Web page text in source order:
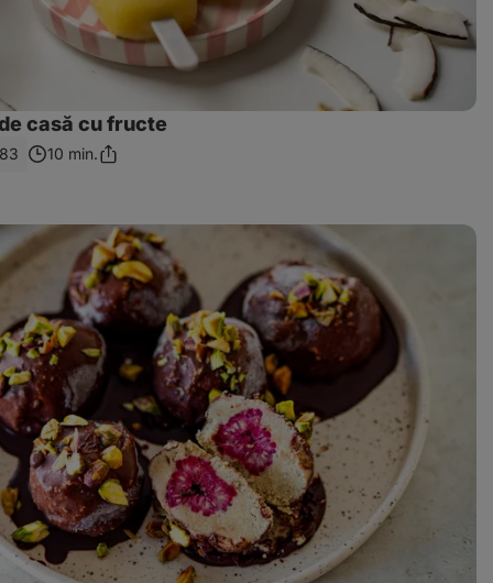
casă cu fructe
10 min.Distribuie